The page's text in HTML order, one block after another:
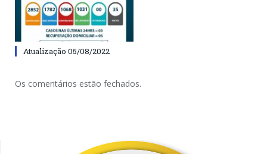
Atualização 05/08/2022
Os comentários estão fechados.